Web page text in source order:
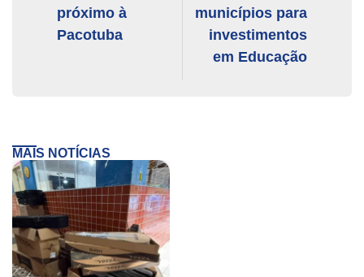
próximo à
Pacotuba
municípios para
investimentos
em Educação
MAIS NOTÍCIAS